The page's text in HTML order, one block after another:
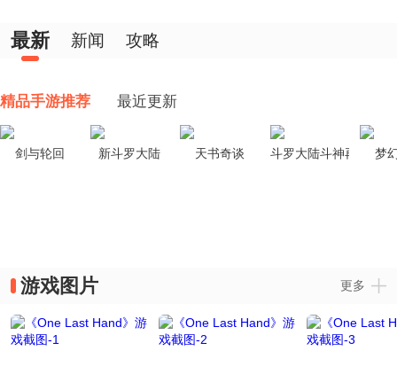
最新 新闻 攻略
精品手游推荐 最近更新
剑与轮回 新斗罗大陆 天书奇谈 斗罗大陆斗神再临 梦
游戏图片 更多